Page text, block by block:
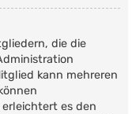
die die
kann mehreren
es den